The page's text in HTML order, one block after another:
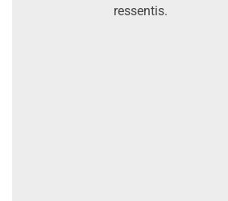
ressentis.